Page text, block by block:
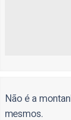
Não é a
mesmos.